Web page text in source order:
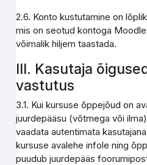
2.6. Konto kustutamine on
mis on seotud kontoga
võimalik hiljem taastada.
III. Kasutaja
vastutus
3.1. Kui kursuse õppejõud on
juurdepääsu (võtmega või
vaadata autentimata
kursuse avalehe infole ning
puudub juurdepääs